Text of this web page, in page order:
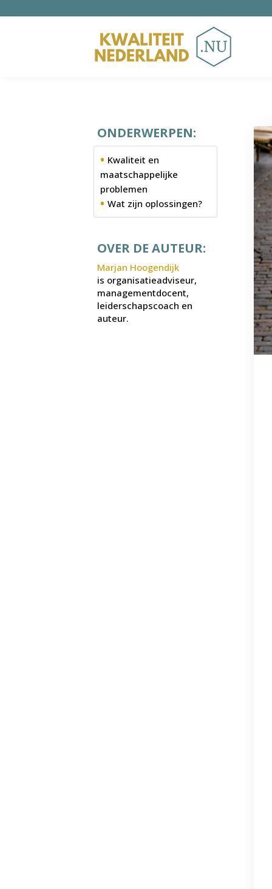
ONDERWERPEN:
Kwaliteit en
maatschappelijke
problemen
Wat zijn oplossingen?
OVER DE AUTEUR:
Marjan Hoogendijk
is organisatieadviseur,
managementdocent,
leiderschapscoach en
auteur.